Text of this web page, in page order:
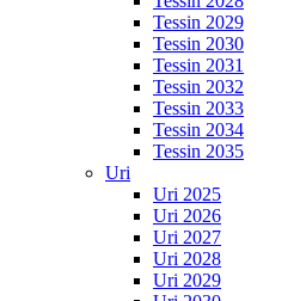
Tessin 2029
Tessin 2030
Tessin 2031
Tessin 2032
Tessin 2033
Tessin 2034
Tessin 2035
Uri
Uri 2025
Uri 2026
Uri 2027
Uri 2028
Uri 2029